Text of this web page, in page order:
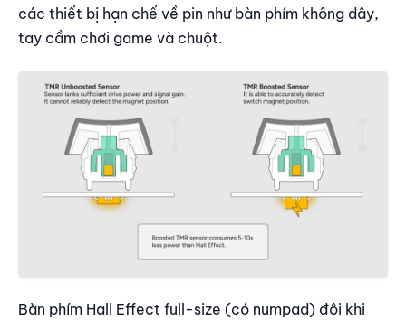
các thiết bị hạn chế về pin như bàn phím không dây,
tay cầm chơi game và chuột.
Bàn phím Hall Effect full-size (có numpad) đôi khi